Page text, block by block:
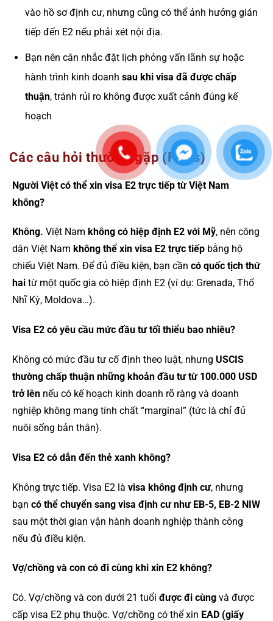
vào hồ sơ định cư, nhưng cũng có thể ảnh hưởng gián
tiếp đến E2 nếu phải xét nội địa.
Bạn nên cân nhắc đặt lịch phỏng vấn lãnh sự hoặc
hành trình kinh doanh sau khi visa đã được chấp
thuận, tránh rủi ro không được xuất cảnh đúng kế
hoạch
Các câu hỏi thường gặp (FAQs)
Người Việt có thể xin visa E2 trực tiếp từ Việt Nam
không?
Không. Việt Nam không có hiệp định E2 với Mỹ, nên công
dân Việt Nam không thể xin visa E2 trực tiếp bằng hộ
chiếu Việt Nam. Để đủ điều kiện, bạn cần có quốc tịch thứ
hai từ một quốc gia có hiệp định E2 (ví dụ: Grenada, Thổ
Nhĩ Kỳ, Moldova…).
Visa E2 có yêu cầu mức đầu tư tối thiểu bao nhiêu?
Không có mức đầu tư cố định theo luật, nhưng USCIS
thường chấp thuận những khoản đầu tư từ 100.000 USD
trở lên nếu có kế hoạch kinh doanh rõ ràng và doanh
nghiệp không mang tính chất “marginal” (tức là chỉ đủ
nuôi sống bản thân).
Visa E2 có dẫn đến thẻ xanh không?
Không trực tiếp. Visa E2 là visa không định cư, nhưng
bạn có thể chuyển sang visa định cư như EB-5, EB-2 NIW
sau một thời gian vận hành doanh nghiệp thành công
nếu đủ điều kiện.
Vợ/chồng và con có đi cùng khi xin E2 không?
Có. Vợ/chồng và con dưới 21 tuổi được đi cùng và được
cấp visa E2 phụ thuộc. Vợ/chồng có thể xin EAD (giấy